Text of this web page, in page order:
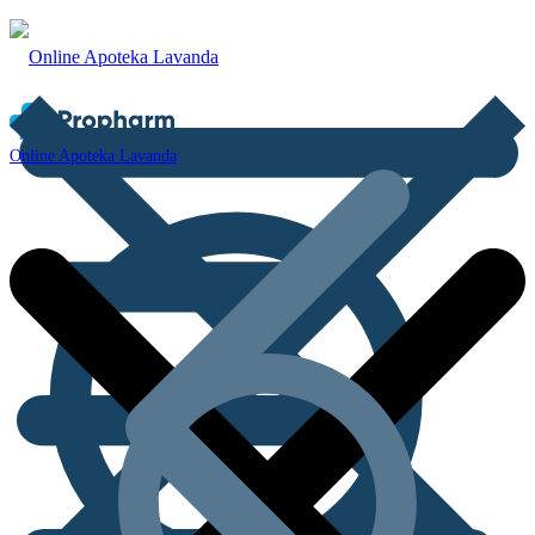
Online Apoteka Lavanda